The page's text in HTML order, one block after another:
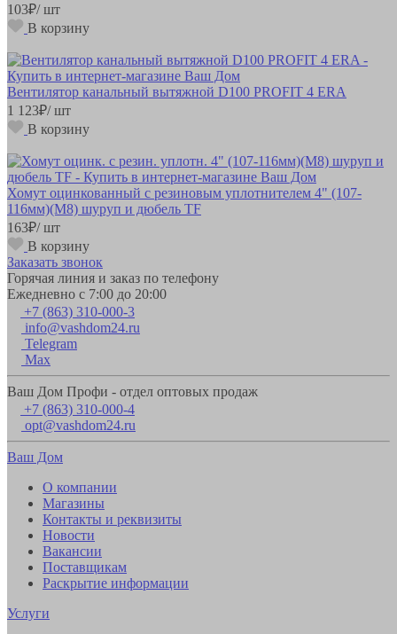
103₽/ шт
В корзину
Вентилятор канальный вытяжной D100 PROFIT 4 ERA
1 123₽/ шт
В корзину
Хомут оцинкованный с резиновым уплотнителем 4" (107-
116мм)(М8) шуруп и дюбель TF
163₽/ шт
В корзину
Заказать звонок
Горячая линия и заказ по телефону
Ежедневно с 7:00 до 20:00
+7 (863) 310-000-3
info@vashdom24.ru
Telegram
Max
Ваш Дом Профи - отдел оптовых продаж
+7 (863) 310-000-4
opt@vashdom24.ru
Ваш Дом
О компании
Магазины
Контакты и реквизиты
Новости
Вакансии
Поставщикам
Раскрытие информации
Услуги